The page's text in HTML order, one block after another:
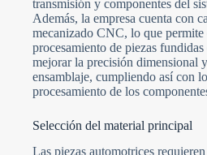
transmisión y componentes del
Además, la empresa cuenta con
mecanizado CNC, lo que permite
procesamiento de piezas
mejorar la precisión dimensional
ensamblaje, cumpliendo así con
procesamiento de los
Selección del material principal
Las piezas automotrices